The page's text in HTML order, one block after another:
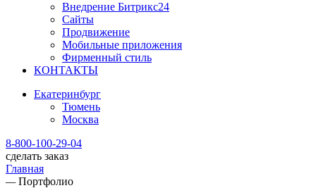
Внедрение Битрикс24
Сайты
Продвижение
Мобильные приложения
Фирменный стиль
КОНТАКТЫ
Екатеринбург
Тюмень
Москва
8-800-100-29-04
сделать заказ
Главная
— Портфолио